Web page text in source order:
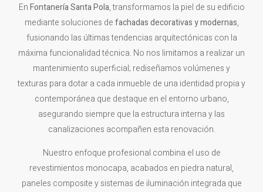
EnFontanería Santa Pola, transformamos la piel de su edificio
mediante soluciones defachadas decorativas y modernas,
fusionando las últimas tendencias arquitectónicas con la
máxima funcionalidad técnica. No nos limitamos a realizar un
mantenimiento superficial; rediseñamos volúmenes y
texturas para dotar a cada inmueble de una identidad propia y
contemporánea que destaque en el entorno urbano,
asegurando siempre que la estructura interna y las
canalizaciones acompañen esta renovación.
Nuestro enfoque profesional combina el uso de
revestimientos monocapa, acabados en piedra natural,
paneles composite y sistemas de iluminación integrada que